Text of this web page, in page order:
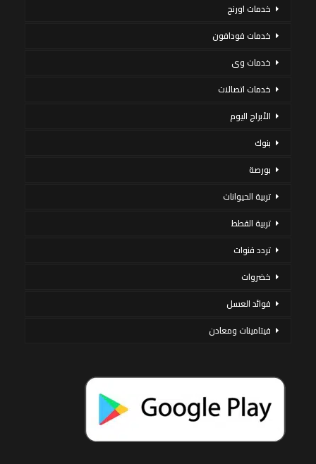
خدمات اورنج
خدمات فودافون
خدمات وى
خدمات اتصالات
الأبراج اليوم
بنوك
بورصة
تربية الحيوانات
تربية القطط
تردد قنوات
خضروات
فوائد العسل
فيتامينات ومعادن